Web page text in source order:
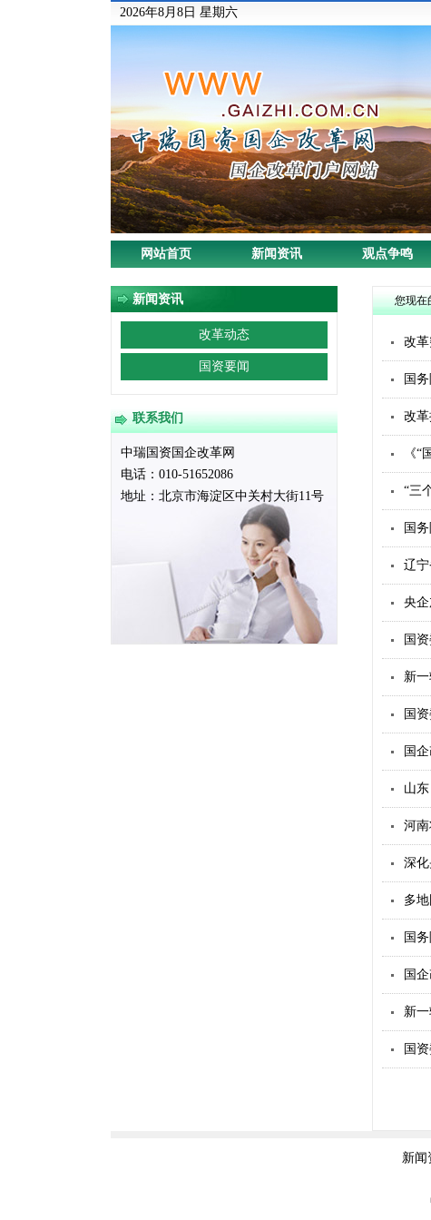
2026年8月8日 星期六
网站首页 新闻资讯 观点争鸣
新闻资讯
改革动态
国资要闻
联系我们
中瑞国资国企改革网
电话：010-51652086
地址： 北京市海淀区中关村大街11号
您现在
改
国
改
《
“三
国
辽
央
国
新
国
国
山
河
深
多
国
国
新
国
新闻